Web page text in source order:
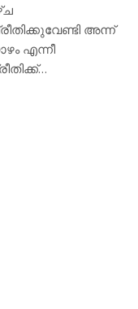
അന്ന്
എന്നീ